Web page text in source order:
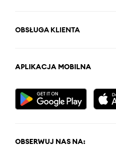
OBSŁUGA KLIENTA
APLIKACJA MOBILNA
OBSERWUJ NAS NA: